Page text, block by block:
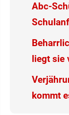
Abc-
liegt sie
kommt